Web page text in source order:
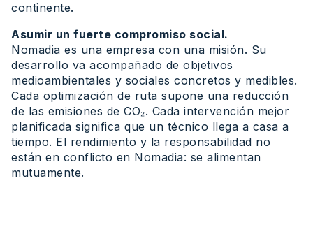
continente.
Asumir un fuerte compromiso social.
Nomadia es una empresa con una misión. Su
desarrollo va acompañado de objetivos
medioambientales y sociales concretos y medibles.
Cada optimización de ruta supone una reducción
de las emisiones de CO₂. Cada intervención mejor
planificada significa que un técnico llega a casa a
tiempo. El rendimiento y la responsabilidad no
están en conflicto en Nomadia: se alimentan
mutuamente.